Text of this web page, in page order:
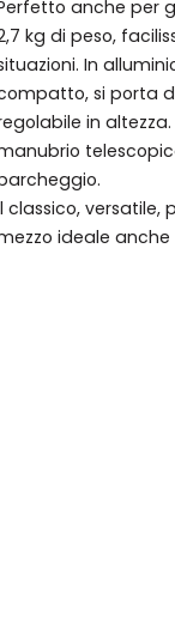
anche per
kg di peso,
In
si porta
in
classico,
ideale